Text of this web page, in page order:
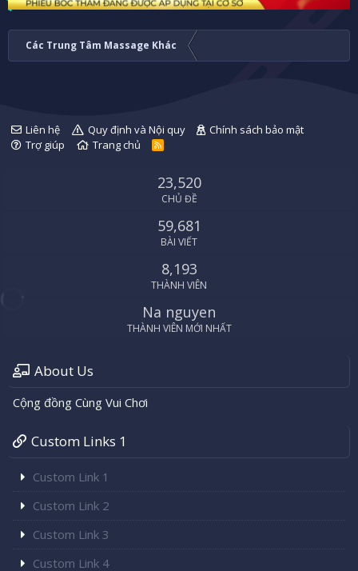
Các Trung Tâm Massage Khác
Liên hệ Quy định và Nội quy
Chính sách bảo mật
Trợ giúp
Trang chủ
R
23,520
CHỦ ĐỀ
59,681
BÀI VIẾT
8,193
THÀNH VIÊN
Na nguyen
THÀNH VIÊN MỚI NHẤT
About Us
Cộng đồng Cùng Vui Chơi
Custom Links 1
Custom Link 1
Custom Link 2
Custom Link 3
Custom Link 4